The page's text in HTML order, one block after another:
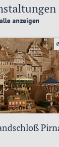
alle anzeigen